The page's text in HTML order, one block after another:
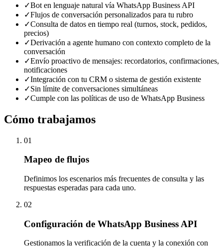
✓Bot en lenguaje natural vía WhatsApp Business API
✓Flujos de conversación personalizados para tu rubro
✓Consulta de datos en tiempo real (turnos, stock, pedidos,
precios)
✓Derivación a agente humano con contexto completo de la
conversación
✓Envío proactivo de mensajes: recordatorios, confirmaciones,
notificaciones
✓Integración con tu CRM o sistema de gestión existente
✓Sin límite de conversaciones simultáneas
✓Cumple con las políticas de uso de WhatsApp Business
Cómo trabajamos
01
Mapeo de flujos
Definimos los escenarios más frecuentes de consulta y las
respuestas esperadas para cada uno.
02
Configuración de WhatsApp Business API
Gestionamos la verificación de la cuenta y la conexión con